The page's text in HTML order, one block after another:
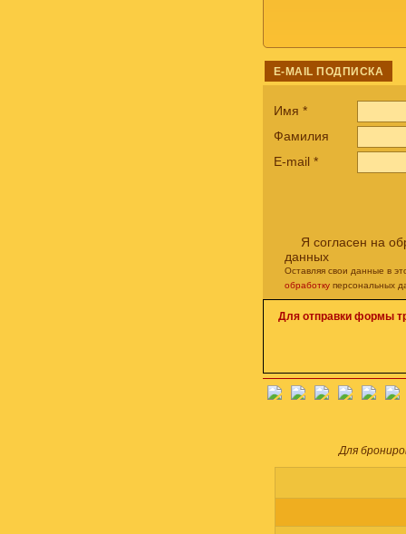
E-MAIL ПОДПИСКА
Имя *
Фамилия
E-mail *
Я согласен на
данных
Оставляя свои данные в
обработку персональных
Для отправки формы
Для